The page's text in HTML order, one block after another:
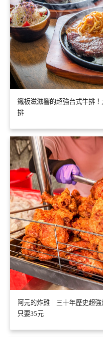
鐵板滋滋響的超強台式牛排
排
阿元的炸雞｜三十年歷史超
只要35元